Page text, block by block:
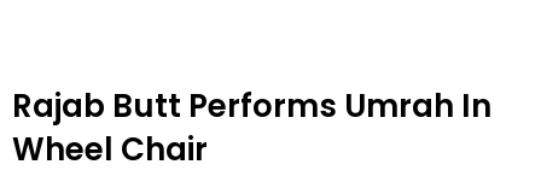
Rajab Butt Performs Umrah In
Wheel Chair